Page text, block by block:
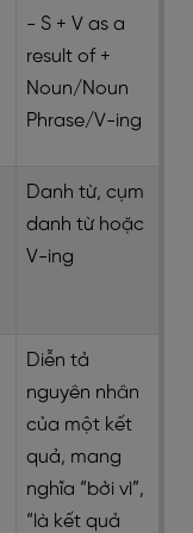
- S + V as a
result of +
Noun/Noun
Phrase/V-ing
Danh từ, cụm
danh từ hoặc
V-ing
Diễn tả
nguyên nhân
của một kết
quả, mang
nghĩa “bởi vì”,
“là kết quả